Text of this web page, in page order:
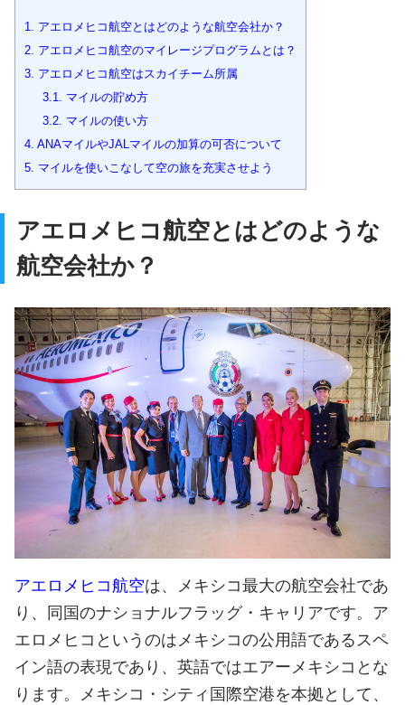
1. アエロメヒコ航空とはどのような航空会社か？
2. アエロメヒコ航空のマイレージプログラムとは？
3. アエロメヒコ航空はスカイチーム所属
3.1. マイルの貯め方
3.2. マイルの使い方
4. ANAマイルやJALマイルの加算の可否について
5. マイルを使いこなして空の旅を充実させよう
アエロメヒコ航空とはどのような
航空会社か？
アエロメヒコ航空は、メキシコ最大の航空会社であ
り、同国のナショナルフラッグ・キャリアです。ア
エロメヒコというのはメキシコの公用語であるスペ
イン語の表現であり、英語ではエアーメキシコとな
ります。メキシコ・シティ国際空港を本拠として、